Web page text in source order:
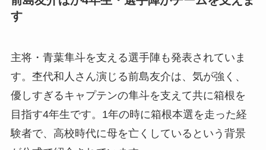
す
主将・青葉隼斗を支える選手陣も発表されていま
す。杢代和人さん演じる前島友介は、気が強く、
優しすぎるキャプテンの隼斗を支えて共に箱根を
目指す4年生です。1年の時に箱根本選を走った経
験者で、高校時代に母を亡くしているという背景